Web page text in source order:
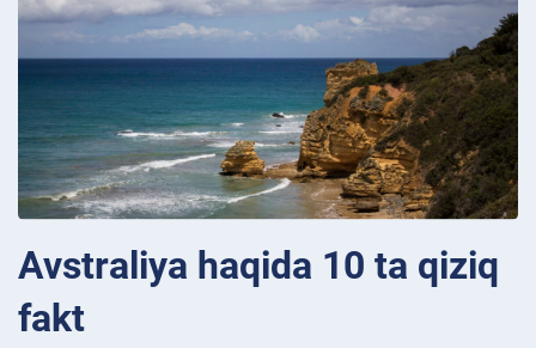
Avstraliya haqida 10 ta qiziq
fakt